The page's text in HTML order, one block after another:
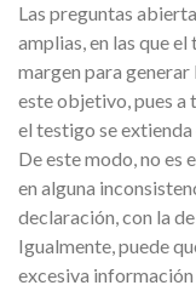
Las preguntas
amplias, en las que
margen para generar
este objetivo, pues a
el testigo se
De este modo, no es
en alguna
declaración, con la
Igualmente, puede
excesiva